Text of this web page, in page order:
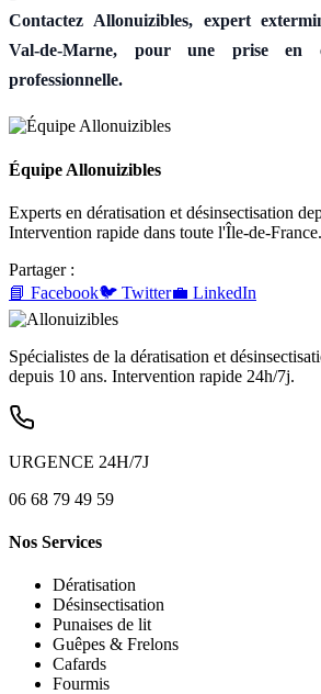
Contactez Allonuizibles, expert
Val-de-Marne, pour une prise en
professionnelle.
Équipe Allonuizibles
Experts en dératisation et désinsectisation
Intervention rapide dans toute l'Île-de-France.
Partager :
📘 Facebook🐦 Twitter💼 LinkedIn
Spécialistes de la dératisation et
depuis 10 ans. Intervention rapide 24h/7j.
URGENCE 24H/7J
06 68 79 49 59
Nos Services
Dératisation
Désinsectisation
Punaises de lit
Guêpes & Frelons
Cafards
Fourmis